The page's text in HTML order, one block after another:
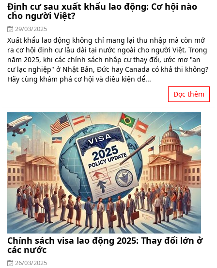
Định cư sau xuất khẩu lao động: Cơ hội nào
cho người Việt?
29/03/2025
Xuất khẩu lao động không chỉ mang lại thu nhập mà còn mở
ra cơ hội định cư lâu dài tại nước ngoài cho người Việt. Trong
năm 2025, khi các chính sách nhập cư thay đổi, ước mơ "an
cư lạc nghiệp" ở Nhật Bản, Đức hay Canada có khả thi không?
Hãy cùng khám phá cơ hội và điều kiện để...
Đọc thêm
Chính sách visa lao động 2025: Thay đổi lớn ở
các nước
26/03/2025